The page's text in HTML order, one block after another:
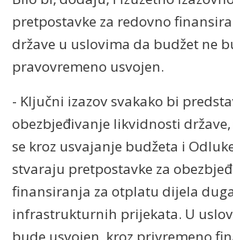
pretpostavke za redovno
države u uslovima da budžet ne
pravovremeno usvojen.
- Ključni izazov svakako bi
obezbjeđivanje likvidnosti
se kroz usvajanje budžeta i
stvaraju pretpostavke za
finansiranja za otplatu dijela
infrastrukturnih prijekata. U
bude usvojen, kroz privremeno